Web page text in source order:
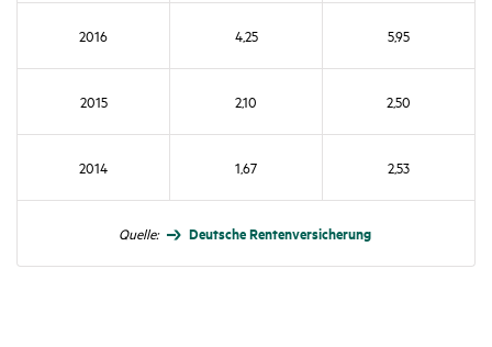
2016 4,25 5,95
2015 2,10 2,50
2014 1,67 2,53
Quelle: Deut­sche Renten­ver­si­che­rung